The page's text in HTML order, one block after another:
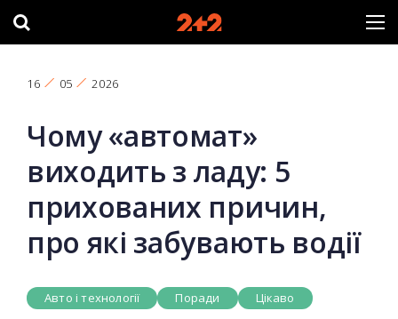
16 05 2026
Чому «автомат»
виходить з ладу: 5
прихованих причин,
про які забувають водії
Авто і технології Поради Цікаво